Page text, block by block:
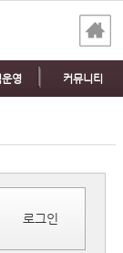
영 커뮤니티
로그인